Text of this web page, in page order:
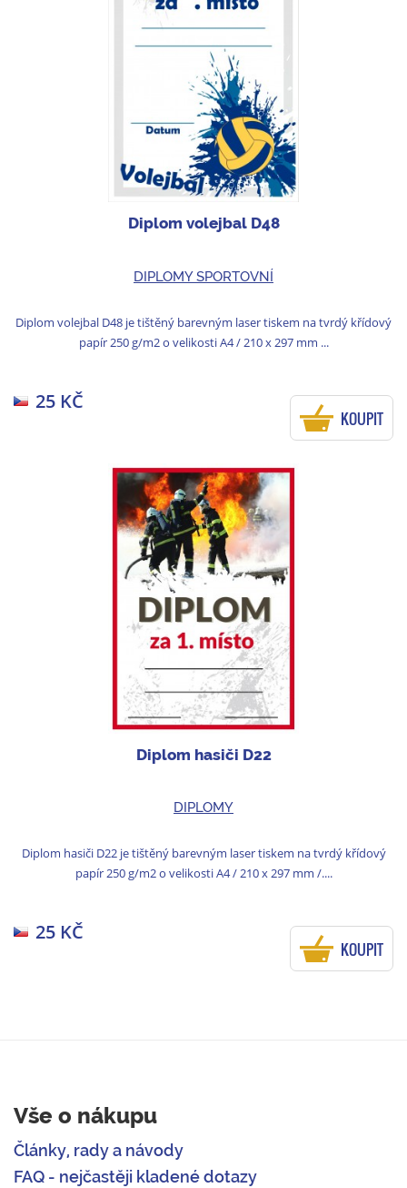
Diplom volejbal D48
DIPLOMY SPORTOVNÍ
Diplom volejbal D48 je tištěný barevným laser tiskem na tvrdý křídový
papír 250 g/m2 o velikosti A4 / 210 x 297 mm ...
25 KČ
KOUPIT
Diplom hasiči D22
DIPLOMY
Diplom hasiči D22 je tištěný barevným laser tiskem na tvrdý křídový
papír 250 g/m2 o velikosti A4 / 210 x 297 mm /....
25 KČ
KOUPIT
Vše o nákupu
Články, rady a návody
FAQ - nejčastěji kladené dotazy